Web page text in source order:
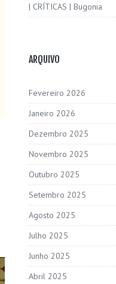
| CRÍTICAS | Bugonia
ARQUIVO
Fevereiro 2026
Janeiro 2026
Dezembro 2025
Novembro 2025
Outubro 2025
Setembro 2025
Agosto 2025
Julho 2025
Junho 2025
Abril 2025